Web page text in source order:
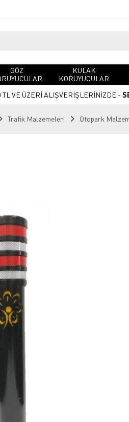
GÖZ
KULAK
KORUYUCULAR
TL VE ÜZERİ ALIŞVERİŞLERİNİZDE -
Trafik Malzemeleri Otopark